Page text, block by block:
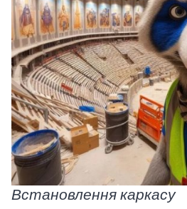
Встановлення каркасу